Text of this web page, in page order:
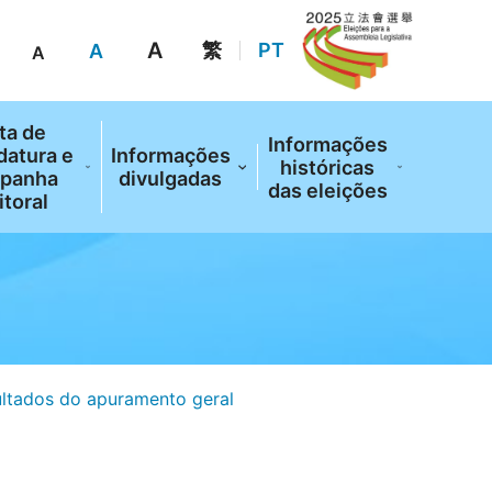
A A A 繁 PT
de
e
Informações
divulgadas
Informações
históricas
das eleições
do apuramento geral